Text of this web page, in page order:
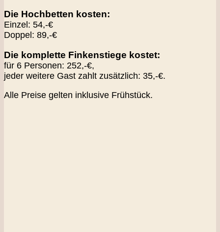
Die Hochbetten kosten:
Einzel: 54,-€
Doppel: 89,-€
Die komplette Finkenstiege kostet:
für 6 Personen: 252,-€,
jeder weitere Gast zahlt zusätzlich: 35,-€.
Alle Preise gelten inklusive Frühstück.